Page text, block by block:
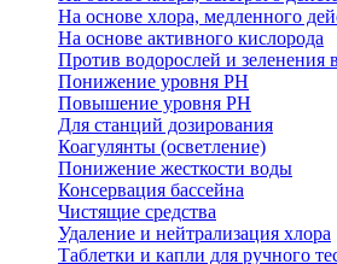
На основе хлора, медленного
На основе активного кислорода
Против водорослей и зеленения
Понижение уровня РН
Повышение уровня РН
Для станций дозирования
Коагулянты (осветление)
Понижение жесткости воды
Консервация бассейна
Чистящие средства
Удаление и нейтрализация хлора
Таблетки и капли для ручного